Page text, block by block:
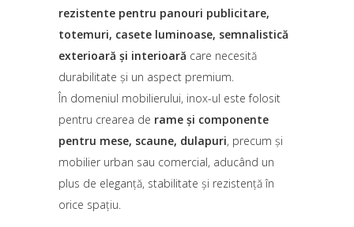
rezistente pentru panouri publicitare,
totemuri, casete luminoase, semnalistică
exterioară și interioară care necesită
durabilitate și un aspect premium.
În domeniul mobilierului, inox-ul este folosit
pentru crearea de rame și componente
pentru mese, scaune, dulapuri, precum și
mobilier urban sau comercial, aducând un
plus de eleganță, stabilitate și rezistență în
orice spațiu.